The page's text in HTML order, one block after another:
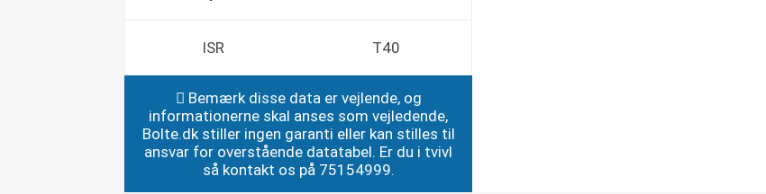
ISR T40
Bemærk disse data er vejlende, og
informationerne skal anses som vejledende,
Bolte.dk stiller ingen garanti eller kan stilles til
ansvar for overstående datatabel. Er du i tvivl
så kontakt os på 75154999.